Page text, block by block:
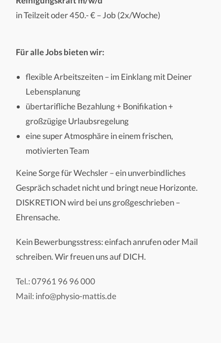
in Teilzeit oder 450.- € – Job (2x/Woche)
Für alle Jobs bieten wir:
flexible Arbeitszeiten – im Einklang mit Deiner
Lebensplanung
übertarifliche Bezahlung + Bonifikation +
großzügige Urlaubsregelung
eine super Atmosphäre in einem frischen,
motivierten Team
Keine Sorge für Wechsler – ein unverbindliches
Gespräch schadet nicht und bringt neue Horizonte.
DISKRETION wird bei uns großgeschrieben –
Ehrensache.
Kein Bewerbungsstress: einfach anrufen oder Mail
schreiben. Wir freuen uns auf DICH.
Tel.: 07961 96 96 000
Mail: info@physio-mattis.de